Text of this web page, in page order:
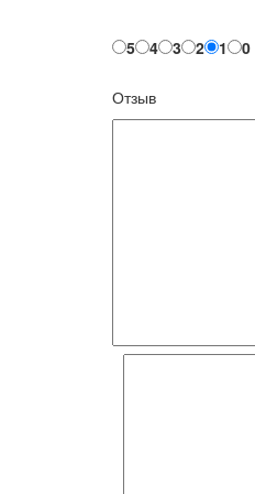
5 4 3 2 1 0
Отзыв